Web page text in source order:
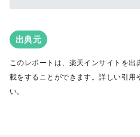
出典元
このレポートは、楽天インサイトを
載をすることができます。詳しい引用
い。